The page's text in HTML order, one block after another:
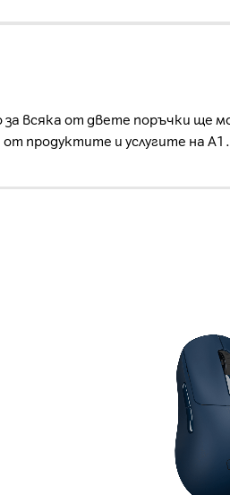
всяка от двете поръчки ще
продуктите и услугите на